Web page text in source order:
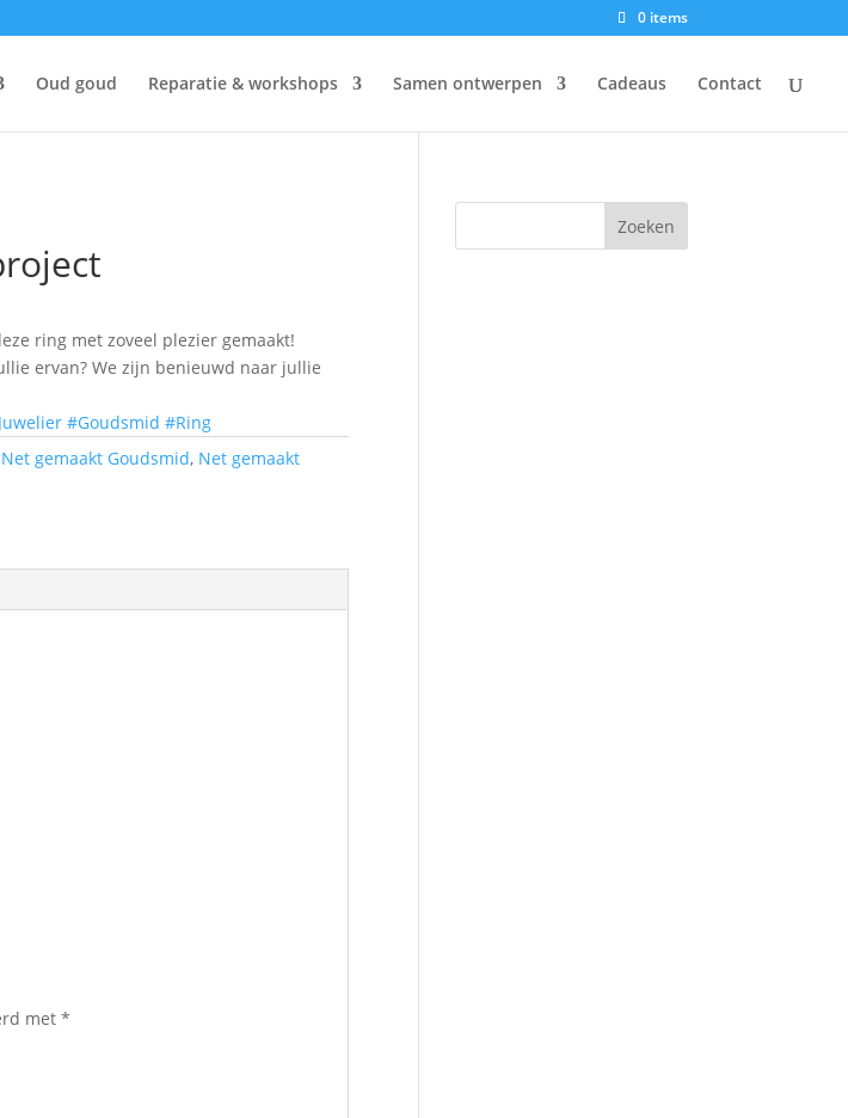
0 items
Oud goud Reparatie & workshops Samen ontwerpen Cadeaus Contact
ring met zoveel plezier gemaakt!
ervan? We zijn benieuwd naar jullie
#Goudsmid #Ring
Net gemaakt Goudsmid, Net gemaakt
met*